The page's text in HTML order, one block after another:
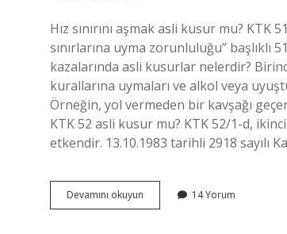
Hız sınırını aşmak asli kusur mu?
sınırlarına uyma zorunluluğu”
kazalarında asli kusurlar nelerdir?
kurallarına uymaları ve alkol veya
Örneğin, yol vermeden bir kavşağı
KTK 52 asli kusur mu? KTK 52/1-d,
etkendir. 13.10.1983 tarihli 2918 sayılı
Devamını okuyun
Limitini
14 Yorum